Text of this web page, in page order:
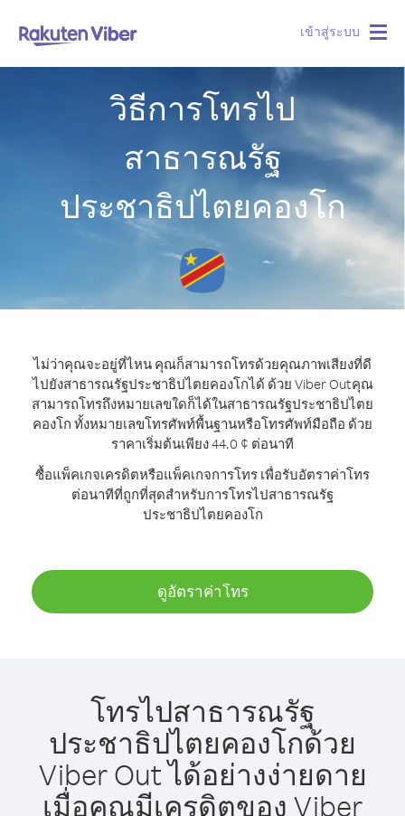
เข้าสู่ระบบ
วิธีการโทรไป
สาธารณรัฐ
ประชาธิปไตยคองโก
ไม่ว่าคุณจะอยู่ที่ไหน คุณก็สามารถโทรด้วยคุณภาพเสียงที่ดี
ไปยังสาธารณรัฐประชาธิปไตยคองโกได้ ด้วย Viber Outคุณ
สามารถโทรถึงหมายเลขใดก็ได้ในสาธารณรัฐประชาธิปไตย
คองโก ทั้งหมายเลขโทรศัพท์พื้นฐานหรือโทรศัพท์มือถือ ด้วย
ราคาเริ่มต้นเพียง 44.0 ¢ ต่อนาที
ซื้อแพ็คเกจเครดิตหรือแพ็คเกจการโทร เพื่อรับอัตราค่าโทร
ต่อนาทีที่ถูกที่สุดสำหรับการโทรไปสาธารณรัฐ
ประชาธิปไตยคองโก
ดูอัตราค่าโทร
โทรไปสาธารณรัฐ
ประชาธิปไตยคองโกด้วย
Viber Out ได้อย่างง่ายดาย
เมื่อคุณมีเครดิตของ Viber